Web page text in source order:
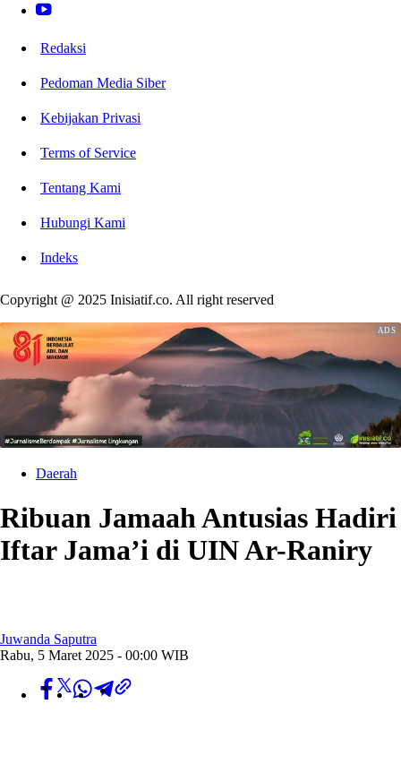
Redaksi
Pedoman Media Siber
Kebijakan Privasi
Terms of Service
Tentang Kami
Hubungi Kami
Indeks
Copyright @ 2025 Inisiatif.co. All right reserved
Daerah
Ribuan Jamaah Antusias Hadiri
Iftar Jama’i di UIN Ar-Raniry
Juwanda Saputra
Rabu, 5 Maret 2025 - 00:00 WIB